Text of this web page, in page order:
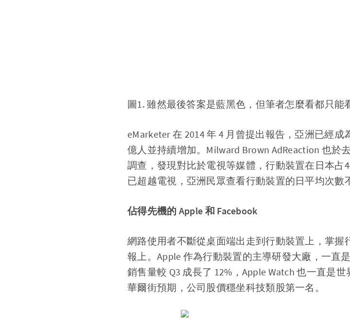
圖1. 雖然最後答案是藍黑色，但筆者怎麼看都只能
eMarketer 在 2014 年 4 月曾提出報告，亞洲已經
億人並持續增加。Milward Brown AdReaction 也於
調查，發現對比於電視等媒體，行動裝置在日本占
已超越電視，亞洲民眾查看行動裝置的日平均次數
佔得先機的 Apple 和 Facebook
網路使用者不斷從桌面端出走到行動裝置上，掌
報上。Apple 作為行動裝置的主導研發大廠，一直
銷售量較 Q3 成長了 12%，Apple Watch 也一直是
華爾街預期，公司股價穩坐科技類股第一名。